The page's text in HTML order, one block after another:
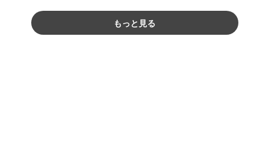
もっと見る